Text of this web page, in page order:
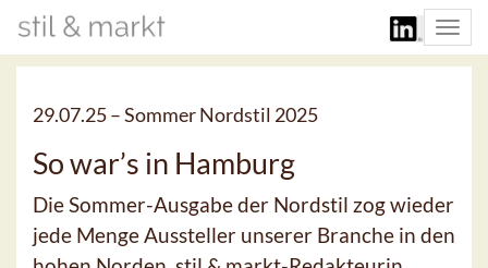
29.07.25 –Sommer Nordstil 2025
So war’s in Hamburg
Die Sommer-Ausgabe der Nordstil zog wieder
jede Menge Aussteller unserer Branche in den